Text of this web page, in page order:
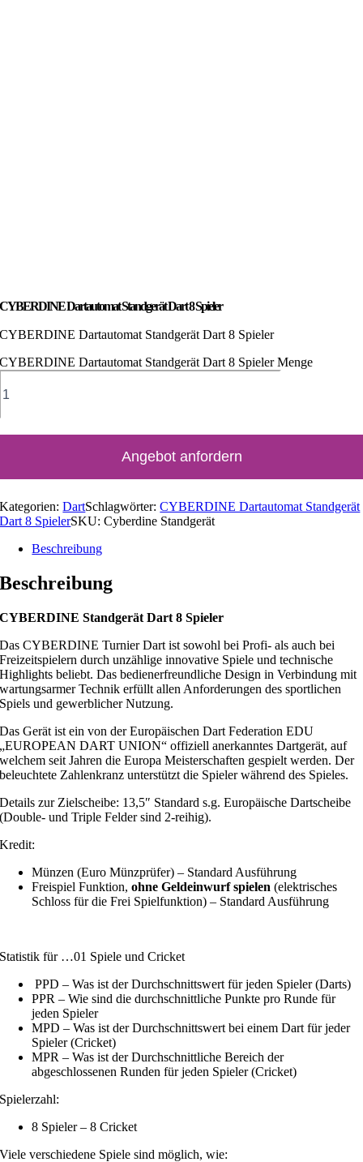
CYBERDINE Dartautomat Standgerät Dart 8 Spieler
CYBERDINE Dartautomat Standgerät Dart 8 Spieler
CYBERDINE Dartautomat Standgerät Dart 8 Spieler Menge
Angebot anfordern
Kategorien:DartSchlagwörter:CYBERDINE Dartautomat Standgerät
Dart 8 SpielerSKU:Cyberdine Standgerät
Beschreibung
Beschreibung
CYBERDINE Standgerät Dart 8 Spieler
Das CYBERDINE Turnier Dart ist sowohl bei Profi- als auch bei
Freizeitspielern durch unzählige innovative Spiele und technische
Highlights beliebt. Das bedienerfreundliche Design in Verbindung mit
wartungsarmer Technik erfüllt allen Anforderungen des sportlichen
Spiels und gewerblicher Nutzung.
Das Gerät ist ein von der Europäischen Dart Federation EDU
„EUROPEAN DART UNION“ offiziell anerkanntes Dartgerät, auf
welchem seit Jahren die Europa Meisterschaften gespielt werden. Der
beleuchtete Zahlenkranz unterstützt die Spieler während des Spieles.
Details zur Zielscheibe: 13,5″ Standard s.g. Europäische Dartscheibe
(Double- und Triple Felder sind 2-reihig).
Kredit:
Münzen (Euro Münzprüfer) – Standard Ausführung
Freispiel Funktion,ohne Geldeinwurf spielen (elektrisches
Schloss für die Frei Spielfunktion) – Standard Ausführung
Statistik für …01 Spiele und Cricket
PPD – Was ist der Durchschnittswert für jeden Spieler (Darts)
PPR – Wie sind die durchschnittliche Punkte pro Runde für
jeden Spieler
MPD – Was ist der Durchschnittswert bei einem Dart für jeder
Spieler (Cricket)
MPR – Was ist der Durchschnittliche Bereich der
abgeschlossenen Runden für jeden Spieler (Cricket)
Spielerzahl:
8 Spieler – 8 Cricket
Viele verschiedene Spiele sind möglich, wie: